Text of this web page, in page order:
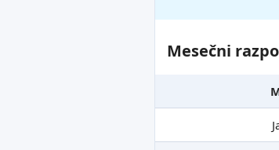
Mesečni